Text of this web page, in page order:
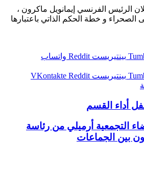
الرئيس الفرنسي إيمانويل ماكرون ،
الصحراء و خطة الحكم الذاتي باعتبارها
بينتيريست
واتساب
بينتيريست
أداء القسم
التجمعية أرميلي من رئاسة
بين الجماعات